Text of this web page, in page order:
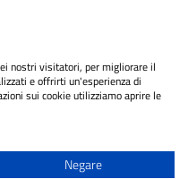
nostri visitatori, per migliorare il
e offrirti un'esperienza di
sui cookie utilizziamo aprire le
Negare